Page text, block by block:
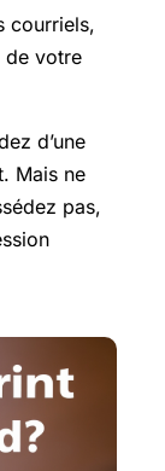
courriels,
de votre
d’une
Mais ne
pas,